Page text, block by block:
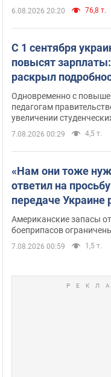
6.08.2026 20:20 76,8 т.
С 1 сентября
повысят
раскрыл
Одновременно с
педагогам
увеличении
7.08.2026 00:29 4,5 т.
«Нам они тоже
ответил на
передаче Украине
Patriot
Американские запасы
боеприпасов
7.08.2026 00:59 1,5 т.